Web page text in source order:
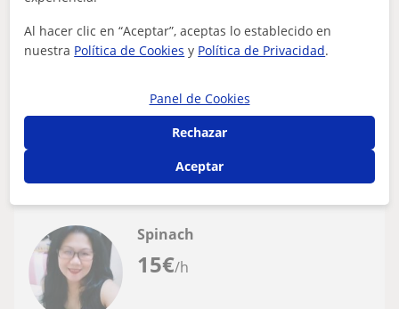
certificado C1 de Cambridge en inglés y en
preparación para el C2 ofrece clases
particulares.
Ofrezco clases de inglés personalizadas, adaptadas a tus
necesidades. Mi enfoque se centra en mejorar tu
15€/h
Spinach
Al hacer clic en “Aceptar”, aceptas lo establecido en
nuestra Política de Cookies y Política de Privacidad.
Panel de Cookies
Rechazar
Aceptar